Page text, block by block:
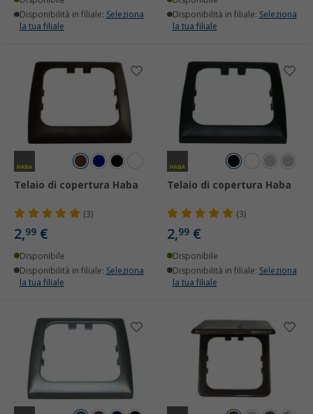
Disponibilità in filiale: Seleziona
la tua filiale
Disponibilità in filiale: Seleziona
la tua filiale
Telaio di copertura Haba
(3)
2,99 €
Disponibile
Disponibilità in filiale: Seleziona
la tua filiale
Telaio di copertura Haba
(3)
2,99 €
Disponibile
Disponibilità in filiale: Seleziona
la tua filiale